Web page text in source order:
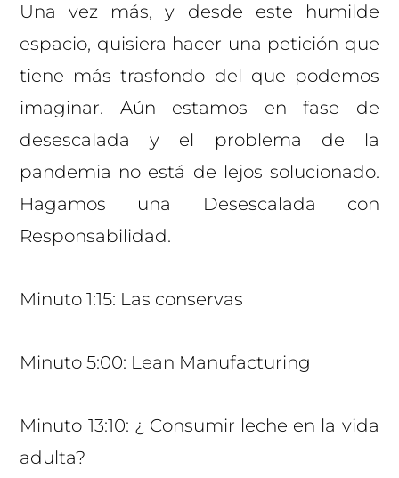
Una vez más, y desde este humilde
espacio, quisiera hacer una petición que
tiene más trasfondo del que podemos
imaginar. Aún estamos en fase de
desescalada y el problema de la
pandemia no está de lejos solucionado.
Hagamos una Desescalada con
Responsabilidad.
Minuto 1:15: Las conservas
Minuto 5:00: Lean Manufacturing
Minuto 13:10: ¿ Consumir leche en la vida
adulta?